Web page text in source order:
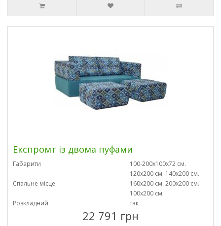
Експромт із двома пуфами
Габарити 100-200х100х72 см.
Спальне місце
120х200 см. 140х200 см.
160х200 см. 200х200 см.
100х200 см.
Розкладний
так
22 791 грн